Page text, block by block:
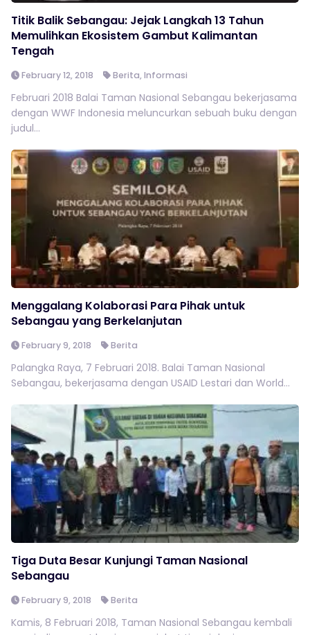
Titik Balik Sebangau: Jejak Langkah 13 Tahun
Memulihkan Ekosistem Gambut Kalimantan
Tengah
February 12, 2018 Berita,Informasi
Februari 2018 Balai Taman Nasional Sebangau bekerjasama
dengan WWF Indonesia meluncurkan sebuah buku dengan
judul...
Menggalang Kolaborasi Para Pihak untuk
Sebangau yang Berkelanjutan
February 9, 2018 Berita
Palangka Raya, 7 Februari 2018. Balai Taman Nasional
Sebangau, bekerjasama dengan USAID Lestari dan World...
Tiga Duta Besar Kunjungi Taman Nasional
Sebangau
February 9, 2018 Berita
Kamis, 8 Februari 2018, Taman Nasional Sebangau kembali